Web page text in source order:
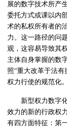
展的数字技术所产
委托方式或课以内
术的私权所有者的
力。这一路径的问
观，这容易导致其
主体自身掌握的数
照“重大改革于法
权力行使的规范化
新型权力数字
效力的新的行政权
有四方面特征：第